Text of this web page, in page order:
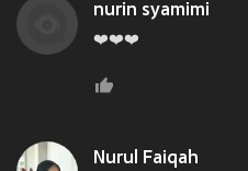
nurin syamimi
❤️❤️❤️
Nurul Faiqah